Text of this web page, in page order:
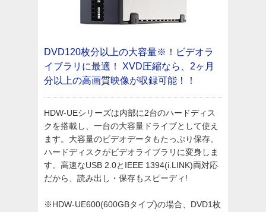
DVD120枚分以上の大容量※！ビデオラ
イブラリに最適！
XVD圧縮なら、2ヶ月
分以上の高画質映像が収録可能！！
HDW-UEシリーズは内部に2台のハードディス
クを搭載し、一台の大容量ドライブとして使え
ます。大容量のビデオデータもたっぷり保存。
ハードディスクがビデオライブラリに変身しま
す。高速なUSB 2.0とIEEE 1394(i.LINK)両対応
だから、読み出し・保存もスピーディ!
※HDW-UE600(600GBタイプ)の場合、DVD1枚